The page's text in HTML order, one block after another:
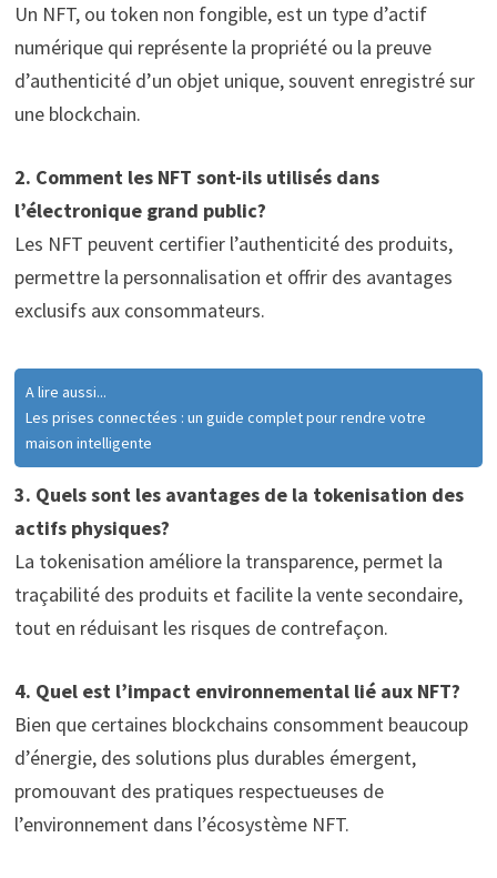
Un NFT, ou token non fongible, est un type d’actif
numérique qui représente la propriété ou la preuve
d’authenticité d’un objet unique, souvent enregistré sur
une blockchain.
2. Comment les NFT sont-ils utilisés dans
l’électronique grand public?
Les NFT peuvent certifier l’authenticité des produits,
permettre la personnalisation et offrir des avantages
exclusifs aux consommateurs.
A lire aussi...
Les prises connectées : un guide complet pour rendre votre
maison intelligente
3. Quels sont les avantages de la tokenisation des
actifs physiques?
La tokenisation améliore la transparence, permet la
traçabilité des produits et facilite la vente secondaire,
tout en réduisant les risques de contrefaçon.
4. Quel est l’impact environnemental lié aux NFT?
Bien que certaines blockchains consomment beaucoup
d’énergie, des solutions plus durables émergent,
promouvant des pratiques respectueuses de
l’environnement dans l’écosystème NFT.